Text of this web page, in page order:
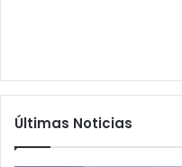
Últimas Noticias